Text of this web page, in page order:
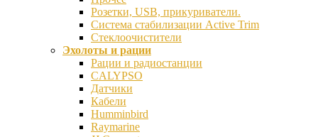
Розетки, USB, прикуриватели.
Система стабилизации Active Trim
Стеклоочистители
Эхолоты и рации
Рации и радиостанции
CALYPSO
Датчики
Кабели
Humminbird
Raymarine